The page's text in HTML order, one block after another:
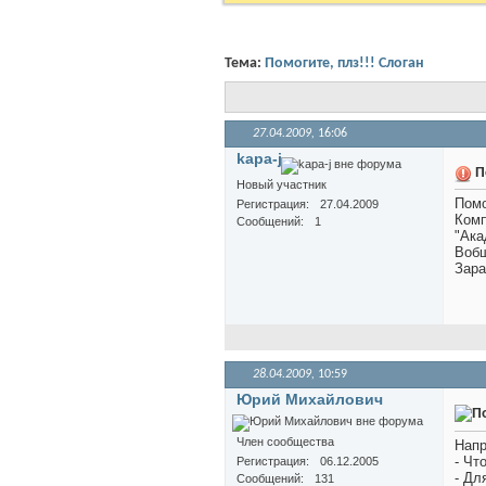
Тема: Помогите, плз!!! Слоган
27.04.2009, 16:06
kapa-j
Новый участник
Регистрация
27.04.2009
Сообщений
1
28.04.2009, 10:59
Юрий Михайлович
Член сообщества
Регистрация
06.12.2005
Сообщений
131
-
-